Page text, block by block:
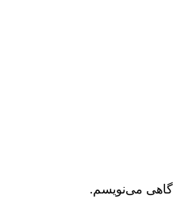
می‌نویسم.